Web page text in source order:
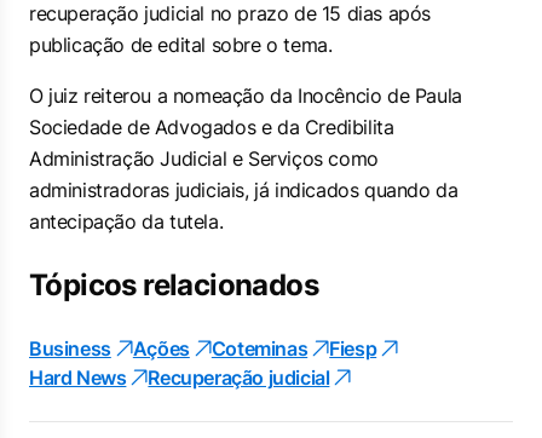
recuperação judicial no prazo de 15 dias após
publicação de edital sobre o tema.
O juiz reiterou a nomeação da Inocêncio de Paula
Sociedade de Advogados e da Credibilita
Administração Judicial e Serviços como
administradoras judiciais, já indicados quando da
antecipação da tutela.
Tópicos relacionados
Business Ações Coteminas
Fiesp
Hard News
Recuperação judicial